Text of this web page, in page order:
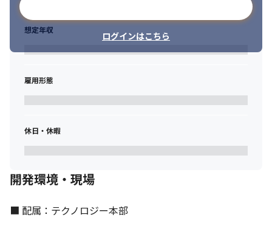
ログインはこちら
想定年収
雇用形態
休日・休暇
開発環境・現場
■ 配属：テクノロジー本部